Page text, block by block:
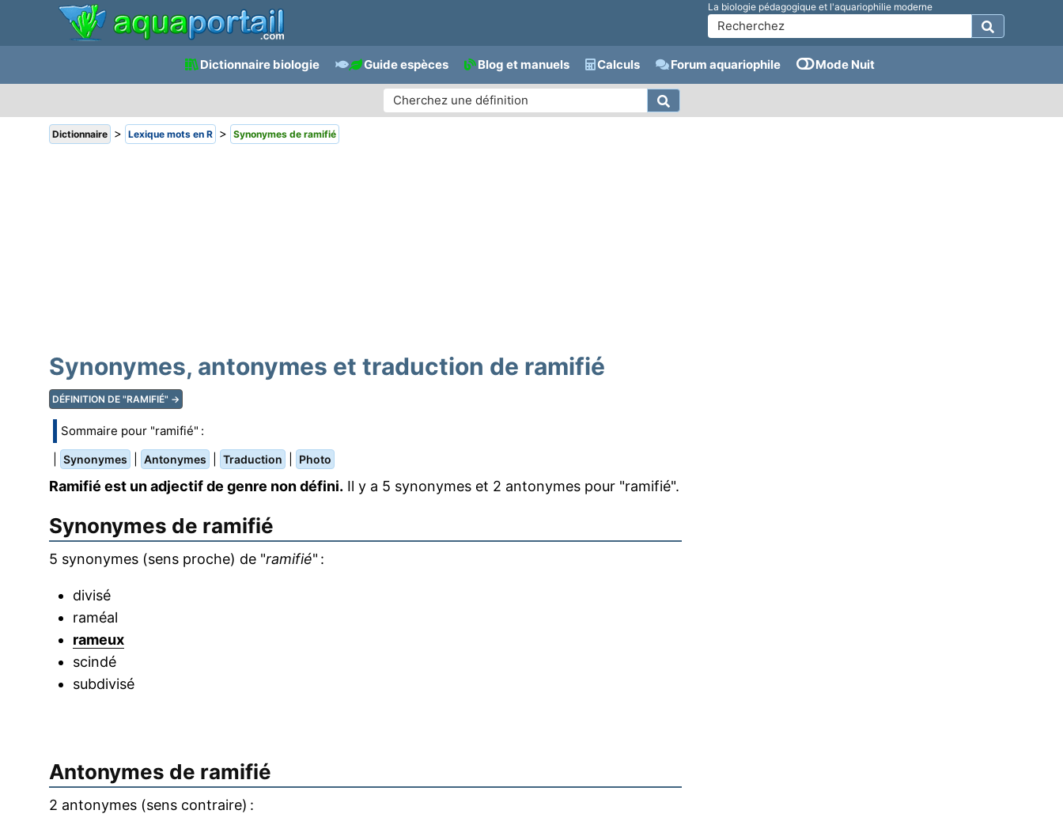
La biologie pédagogique et l'aquariophilie moderne
Dictionnaire biologie Guide espèces Blog et manuels Calculs Forum aquariophile Mode Nuit
Dictionnaire > Lexique mots en R > Synonymes de ramifié
Synonymes, antonymes et traduction de ramifié
DÉFINITION DE "RAMIFIÉ" →
Sommaire pour "ramifié" :
Synonymes Antonymes Traduction Photo
Ramifié est un adjectif de genre non défini. Il y a 5 synonymes et 2 antonymes pour "ramifié".
Synonymes de ramifié
5 synonymes (sens proche) de "ramifié" :
divisé
raméal
rameux
scindé
subdivisé
Antonymes de ramifié
2 antonymes (sens contraire) :